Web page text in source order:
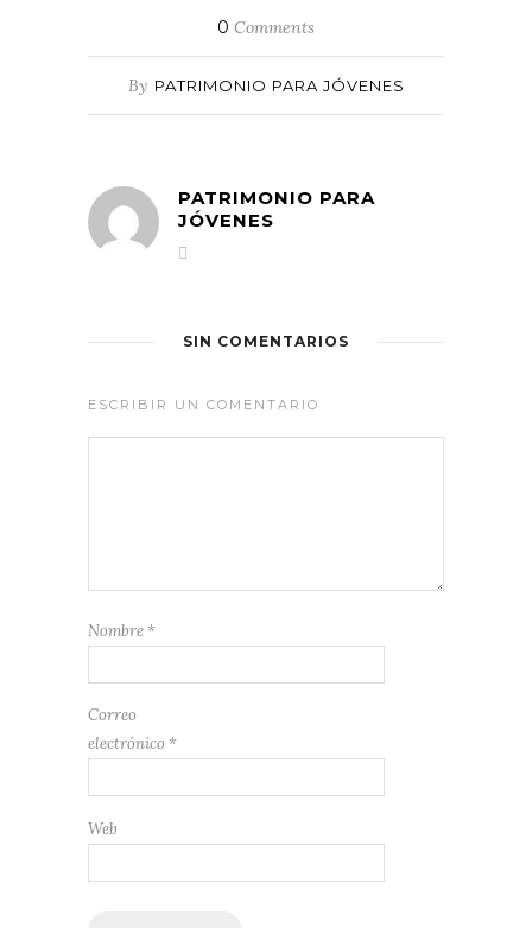
0 Comments
By PATRIMONIO PARA JÓVENES
PATRIMONIO PARA
JÓVENES
SIN COMENTARIOS
ESCRIBIR UN COMENTARIO
Nombre *
Correo
electrónico *
Web